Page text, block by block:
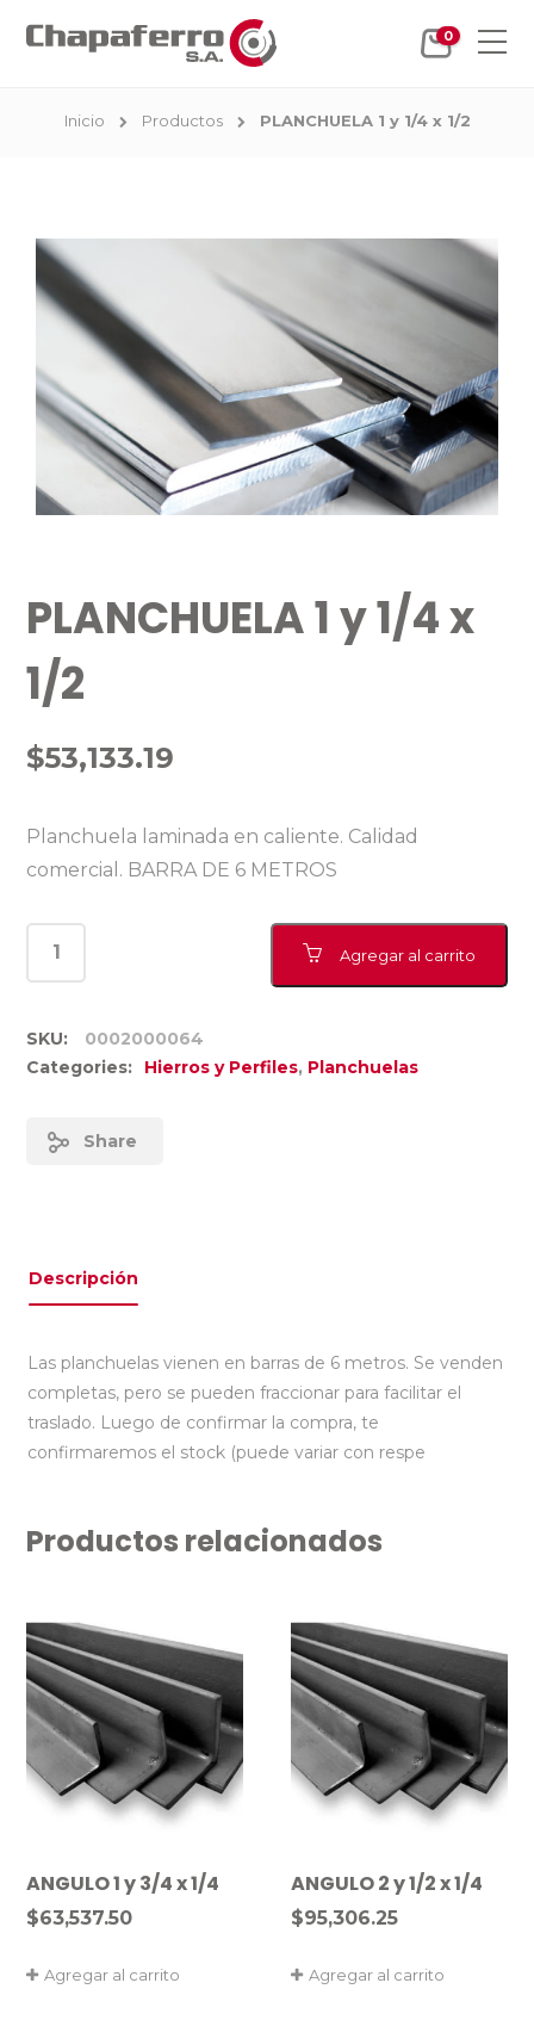
0
Inicio Productos PLANCHUELA 1 y 1/4 x 1/2
PLANCHUELA 1 y 1/4 x
1/2
$53,133.19
Planchuela laminada en caliente. Calidad
comercial. BARRA DE 6 METROS
Agregar al carrito
SKU:
0002000064
Categories:
Hierros y Perfiles, Planchuelas
Share
Descripción
Las planchuelas vienen en barras de 6 metros. Se venden
completas, pero se pueden fraccionar para facilitar el
traslado. Luego de confirmar la compra, te
confirmaremos el stock (puede variar con respe
Productos relacionados
ANGULO 1 y 3/4 x 1/4
$63,537.50
Agregar al carrito
ANGULO 2 y 1/2 x 1/4
$95,306.25
Agregar al carrito